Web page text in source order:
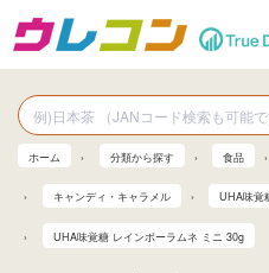
ホーム 分類から探す 食品
キャンディ・キャラメル UHA味覚
UHA味覚糖 レインボーラムネ ミニ 30g